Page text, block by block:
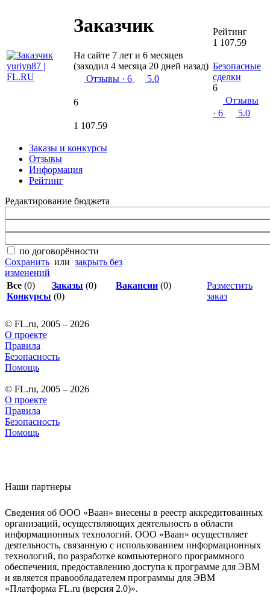
Заказчик
На сайте 7 лет и 6 месяцев
(заходил 4 месяца 20 дней назад)
Отзывы · 6 5.0
6
1 107.59
Рейтинг
1 107.59
Безопасные
сделки
6
Отзывы
· 6
5.0
Заказы и конкурсы
Отзывы
Информация
Рейтинг
Редактирование бюджета
по договорённости
Сохранить или закрыть без
изменений
Все (0) Заказы (0) Вакансии (0)
Конкурсы (0)
Разместить
заказ
© FL.ru, 2005 – 2026
О проекте
Правила
Безопасность
Помощь
© FL.ru, 2005 – 2026
О проекте
Правила
Безопасность
Помощь
Наши партнеры
Сведения об ООО «Ваан» внесены в реестр аккредитованных
организаций, осуществляющих деятельность в области
информационных технологий. ООО «Ваан» осуществляет
деятельность, связанную с использованием информационных
технологий, по разработке компьютерного программного
обеспечения, предоставлению доступа к программе для ЭВМ
и является правообладателем программы для ЭВМ
«Платформа FL.ru (версия 2.0)».